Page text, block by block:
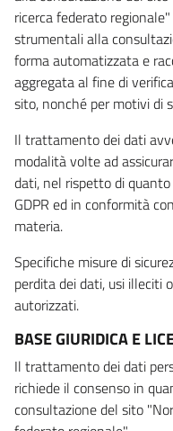
ricerca federato
strumentali alla
forma automatizzata e
aggregata al fine di
sito, nonché per motivi di
Il trattamento dei dati
modalità volte ad
dati, nel rispetto di
GDPR ed in conformità
materia.
Specifiche misure di
perdita dei dati, usi illeciti
autorizzati.
BASE GIURIDICA E
Il trattamento dei dati
richiede il consenso in
consultazione del sito